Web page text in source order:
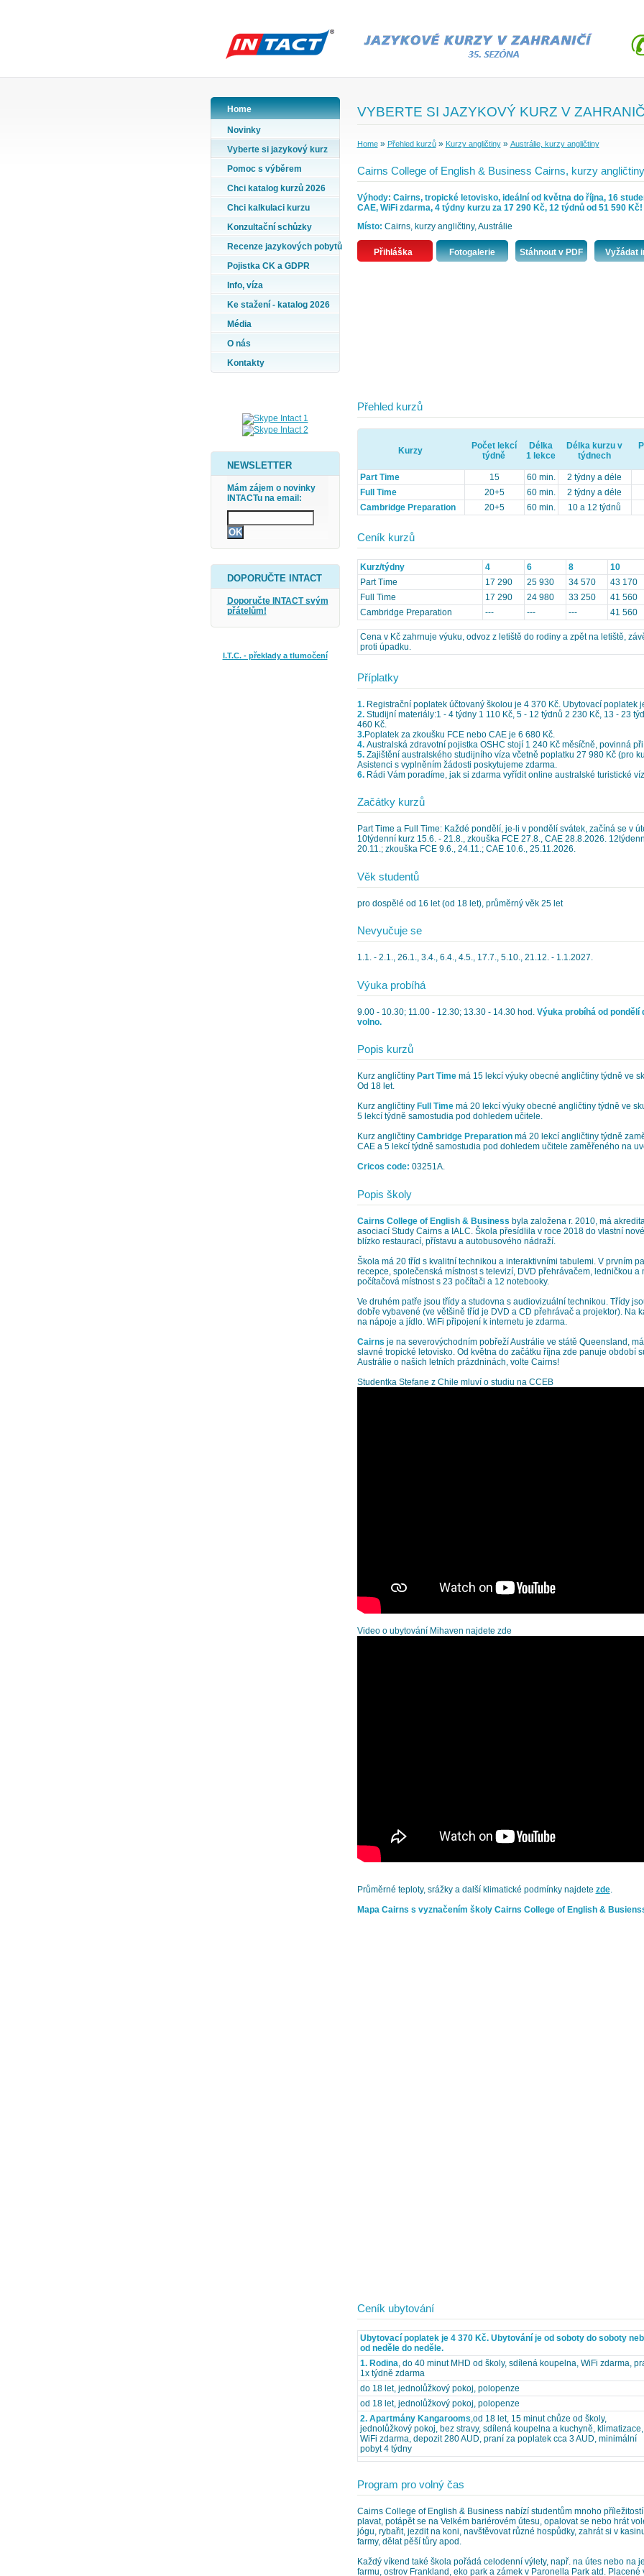
Home
Novinky
Vyberte si jazykový kurz
Pomoc s výběrem
Chci katalog kurzů 2026
Chci kalkulaci kurzu
Konzultační schůzky
Recenze jazykových pobytů
Pojistka CK a GDPR
Info, víza
Ke stažení - katalog 2026
Média
O nás
Kontakty
NEWSLETTER
Mám zájem o novinky
INTACTu na email:
DOPORUČTE INTACT
Doporučte INTACT svým
přátelům!
I.T.C. - překlady a tlumočení
VYBERTE SI JAZYKOVÝ KURZ V
Home» Přehled kurzů» Kurzy angličtiny» Austrálie, kurzy angličtiny
Cairns College of English & Business Cairns, kurzy
Výhody: Cairns, tropické letovisko, ideální od května do října, 16
CAE, WiFi zdarma, 4 týdny kurzu za 17 290 Kč, 12 týdnů od 51 590 Kč!
Místo: Cairns, kurzy angličtiny, Austrálie
Přihláška Fotogalerie Stáhnout v PDF Vyžádat
Přehled kurzů
Kurzy
Počet lekcí
týdně
Délka
1 lekce
Délka kurzu v
týdnech
Part Time 15 60 min.
2 týdny a déle
Full Time
20+5 60 min.
2 týdny a déle
Cambridge Preparation
20+5 60 min. 10 a 12 týdnů
Ceník kurzů
Kurz/týdny 4 6 8
10
Part Time
17 290 25 930 34 570
43 170
Full Time
17 290 24 980 33 250
41 560
Cambridge Preparation
--- --- --- 41 560
Cena v Kč zahrnuje výuku, odvoz z letiště do rodiny a zpět na letiště,
proti úpadku.
Příplatky
1. Registrační poplatek účtovaný školou je 4 370 Kč. Ubytovací poplatek
2. Studijní materiály:1 - 4 týdny 1 110 Kč, 5 - 12 týdnů 2 230 Kč, 13 - 23
460 Kč.
3.Poplatek za zkoušku FCE nebo CAE je 6 680 Kč.
4. Australská zdravotní pojistka OSHC stojí 1 240 Kč měsíčně, povinná
5.Zajištění australského studijního víza včetně poplatku 27 980 Kč (pro
Asistenci s vyplněním žádosti poskytujeme zdarma.
6. Rádi Vám poradíme, jak si zdarma vyřídit online australské turistické
Začátky kurzů
Part Time a Full Time: Každé pondělí, je-li v pondělí svátek, začíná se v
10týdenní kurz 15.6. - 21.8., zkouška FCE 27.8., CAE 28.8.2026.
20.11.; zkouška FCE 9.6., 24.11.; CAE 10.6., 25.11.2026.
Věk studentů
pro dospělé od 16 let (od 18 let), průměrný věk 25 let
Nevyučuje se
1.1. - 2.1., 26.1., 3.4., 6.4., 4.5., 17.7., 5.10., 21.12. - 1.1.2027.
Výuka probíhá
9.00 - 10.30; 11.00 - 12.30; 13.30 - 14.30 hod. Výuka probíhá od pondělí
volno.
Popis kurzů
Kurz angličtiny Part Time má 15 lekcí výuky obecné angličtiny týdně ve
Od 18 let.
Kurz angličtiny Full Time má 20 lekcí výuky obecné angličtiny týdně ve
5 lekcí týdně samostudia pod dohledem učitele.
Kurz angličtiny Cambridge Preparation má 20 lekcí angličtiny týdně
CAE a 5 lekcí týdně samostudia pod dohledem učitele zaměřeného na
Cricos code: 03251A.
Popis školy
Cairns College of English & Business byla založena r. 2010, má
asociací Study Cairns a IALC. Škola přesídlila v roce 2018 do vlastní
blízko restaurací, přístavu a autobusového nádraží.
Škola má 20 tříd s kvalitní technikou a interaktivními tabulemi. V prvním
recepce, společenská místnost s televizí, DVD přehrávačem, ledničkou a
počítačová místnost s 23 počítači a 12 notebooky.
Ve druhém patře jsou třídy a studovna s audiovizuální technikou. Třídy
dobře vybavené (ve většině tříd je DVD a CD přehrávač a projektor). Na
na nápoje a jídlo. WiFi připojení k internetu je zdarma.
Cairns je na severovýchodním pobřeží Austrálie ve státě Queensland,
slavné tropické letovisko. Od května do začátku října zde panuje období
Austrálie o našich letních prázdninách, volte Cairns!
Studentka Stefane z Chile mluví o studiu na CCEB
Video o ubytování Mihaven najdete zde
Průměrné teploty, srážky a další klimatické podmínky najdete zde.
Mapa Cairns s vyznačením školy Cairns College of English &
Ceník ubytování
Ubytovací poplatek je 4 370 Kč. Ubytování je od soboty do soboty
od neděle do neděle.
1. Rodina, do 40 minut MHD od školy, sdílená koupelna, WiFi zdarma,
1x týdně zdarma
do 18 let, jednolůžkový pokoj, polopenze
od 18 let, jednolůžkový pokoj, polopenze
2. Apartmány Kangarooms,od 18 let, 15 minut chůze od školy,
jednolůžkový pokoj, bez stravy, sdílená koupelna a kuchyně, klimatizace,
WiFi zdarma, depozit 280 AUD, praní za poplatek cca 3 AUD, minimální
pobyt 4 týdny
Program pro volný čas
Cairns College of English & Business nabízí studentům mnoho
plavat, potápět se na Velkém bariérovém útesu, opalovat se nebo hrát
jógu, rybařit, jezdit na koni, navštěvovat různé hospůdky, zahrát si v
farmy, dělat pěší tůry apod.
Každý víkend také škola pořádá celodenní výlety, např. na útes nebo na
farmu, ostrov Frankland, eko park a zámek v Paronella Park atd. Placené